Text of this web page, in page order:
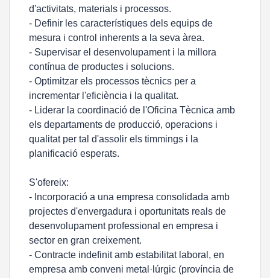
d'activitats, materials i processos.
- Definir les característiques dels equips de
mesura i control inherents a la seva àrea.
- Supervisar el desenvolupament i la millora
contínua de productes i solucions.
- Optimitzar els processos tècnics per a
incrementar l'eficiència i la qualitat.
- Liderar la coordinació de l'Oficina Tècnica amb
els departaments de producció, operacions i
qualitat per tal d'assolir els timmings i la
planificació esperats.
S'ofereix:
- Incorporació a una empresa consolidada amb
projectes d'envergadura i oportunitats reals de
desenvolupament professional en empresa i
sector en gran creixement.
- Contracte indefinit amb estabilitat laboral, en
empresa amb conveni metal·lúrgic (província de